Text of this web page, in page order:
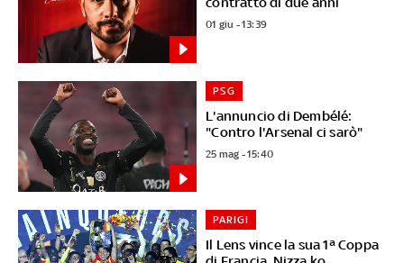
01 giu - 13:39
L'annuncio di Dembélé:
"Contro l'Arsenal ci sarò"
PSG
25 mag - 15:40
Il Lens vince la sua 1ª Coppa
PARIGI